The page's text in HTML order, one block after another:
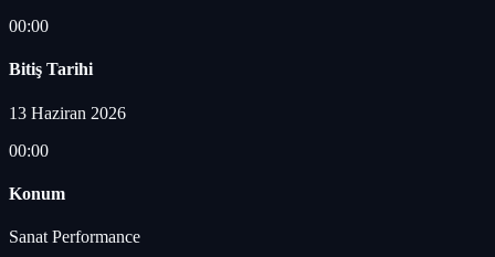
00:00
Bitiş Tarihi
13 Haziran 2026
00:00
Konum
Sanat Performance